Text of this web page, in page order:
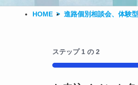
HOME 進路個別相談会、体験
ステップ 1の 2
50%